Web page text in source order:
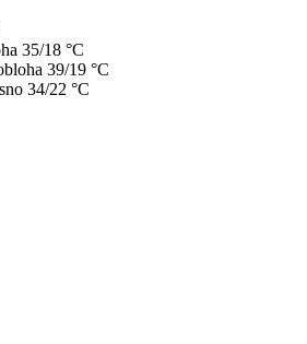
35/18 °C
39/19 °C
34/22 °C